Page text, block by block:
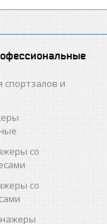
и
со
со